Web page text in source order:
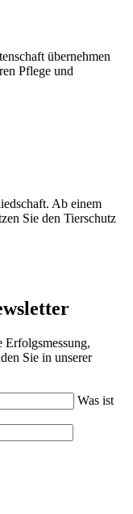
übernehmen
Pflege und
Ab einem
Sie den Tierschutz
Sie in unserer
Was ist